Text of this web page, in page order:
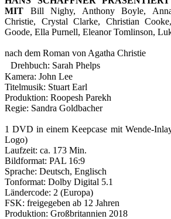
MIT Bill Nighy, Anthony Boyle,
Christie, Crystal Clarke, Christian
Goode, Ella Purnell, Eleanor Tomlinson,
nach dem Roman von Agatha Christie
Drehbuch: Sarah Phelps
Kamera: John Lee
Titelmusik: Stuart Earl
Produktion: Roopesh Parekh
Regie: Sandra Goldbacher
1 DVD in einem Keepcase mit Wende-
Logo)
Laufzeit: ca. 173 Min.
Bildformat: PAL 16:9
Sprache: Deutsch, Englisch
Tonformat: Dolby Digital 5.1
Ländercode: 2 (Europa)
FSK: freigegeben ab 12 Jahren
Produktion: Großbritannien 2018